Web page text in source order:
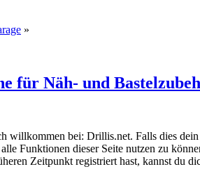
»
für Näh- und
willkommen bei: Drillis.net. Falls dies
Funktionen dieser Seite nutzen zu
Zeitpunkt registriert hast, kannst du